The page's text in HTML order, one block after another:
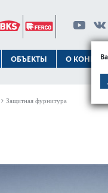
ОБЪЕКТЫ О
Защитная фурнитура